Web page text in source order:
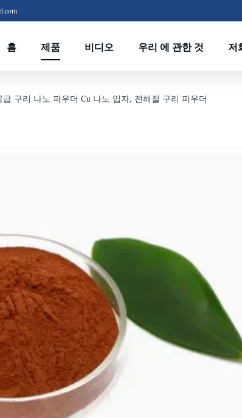
홈 제품 비디오 우리 에 관한 것 저
급 구리 나노 파우더 Cu 나노 입자, 전해질 구리 파우더